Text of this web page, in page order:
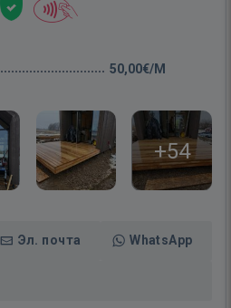
50,00€/M
+54
Эл. почта WhatsApp